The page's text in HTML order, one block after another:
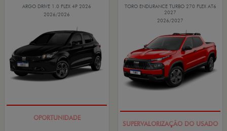
ARGO DRIVE 1.0 FLEX 4P 2026
2026/2026
TORO ENDURANCE TURBO 270 FLEX AT6
2027
2026/2027